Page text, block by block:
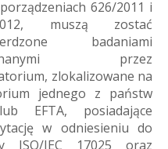
626/2011 i
muszą zostać
badaniami
przez
zlokalizowane na
jednego z państw
EFTA, posiadające
w odniesieniu do
ISO/IEC 17025 oraz